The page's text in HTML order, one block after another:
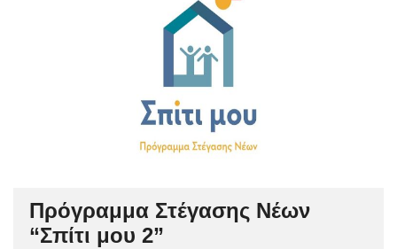
Πρόγραμμα Στέγασης Νέων
“Σπίτι μου 2”